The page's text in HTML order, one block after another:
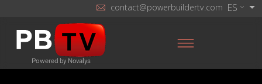
ES
contact@powerbuildertv.com